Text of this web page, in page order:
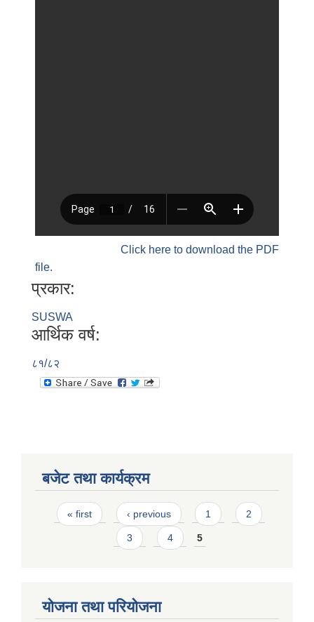
Click here to download the PDF
file.
प्रकार:
SUSWA
आर्थिक वर्ष:
८१/८२
बजेट तथा कार्यक्रम
Pages
« first ‹ previous 1 2
3 4 5
योजना तथा परियोजना